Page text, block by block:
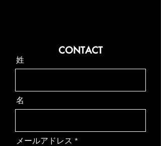
CONTACT
姓
名
メールアドレス